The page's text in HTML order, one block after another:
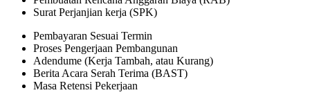
Surat Perjanjian kerja (SPK)
Pembayaran Sesuai Termin
Proses Pengerjaan Pembangunan
Adendume (Kerja Tambah, atau Kurang)
Berita Acara Serah Terima (BAST)
Masa Retensi Pekerjaan